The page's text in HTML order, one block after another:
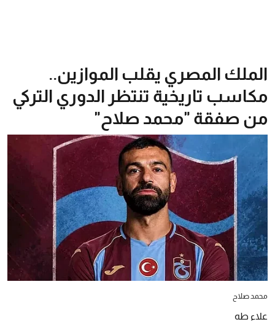
الملك المصري يقلب الموازين..
مكاسب تاريخية تنتظر الدوري التركي
من صفقة "محمد صلاح"
محمد صلاح
علاء طه